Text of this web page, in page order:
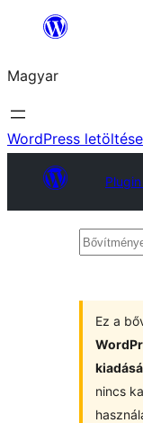
Ugrás
tartalomhoz
Magyar
WordPress letöltése
Ez a
nincs